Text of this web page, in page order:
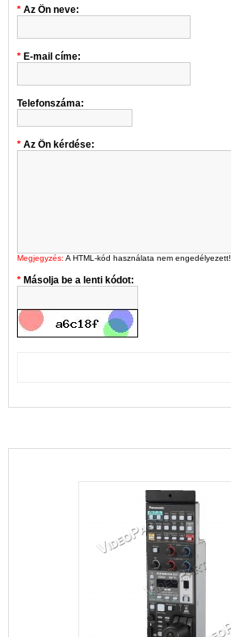
Az Ön neve:
E-mail címe:
Telefonszáma:
Az Ön kérdése:
Megjegyzés: A HTML-kód használata nem engedélyezett!
Másolja be a lenti kódot: